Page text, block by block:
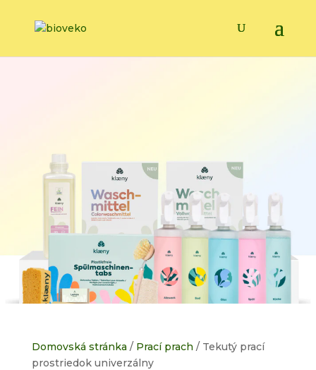
Domovská stránka / Prací prach / Tekutý prací
prostriedok univerzálny